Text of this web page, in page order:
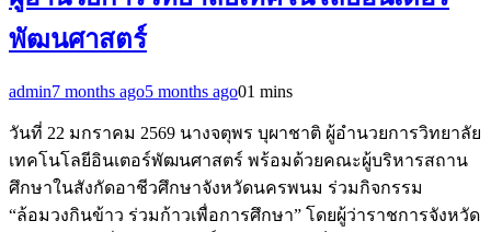
พัฒนศาสตร์
admin7 months ago5 months ago01 mins
วันที่ 22 มกราคม 2569 นางจตุพร บุผาชาติ ผู้อำนวยการวิทยาลัย
เทคโนโลยีอินเตอร์พัฒนศาสตร์ พร้อมด้วยคณะผู้บริหารสถาน
ศึกษาในสังกัดอาชีวศึกษาจังหวัดนครพนม ร่วมกิจกรรม
“ล้อมวงกินข้าว ร่วมก้าวเพื่อการศึกษา” โดยผู้ว่าราชการจังหวัด